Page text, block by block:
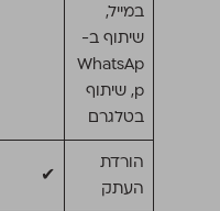
במייל,
שיתוף ב-
WhatsAp
p, שיתוף
בטלגרם
הורדת
העתק
✔